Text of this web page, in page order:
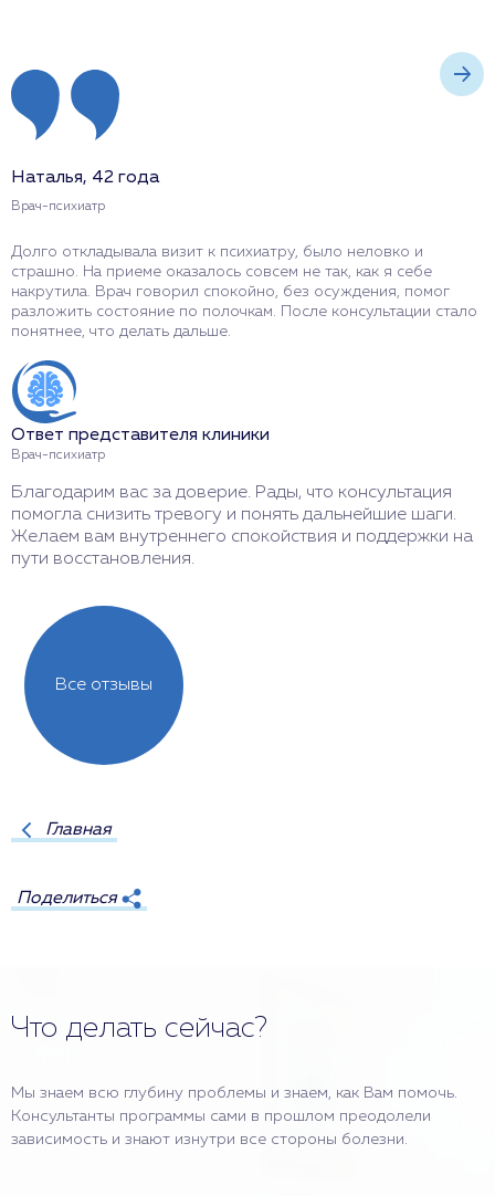
Наталья, 42 года
Врач-психиатр
Долго откладывала визит к психиатру, было неловко и
страшно. На приеме оказалось совсем не так, как я себе
накрутила. Врач говорил спокойно, без осуждения, помог
разложить состояние по полочкам. После консультации стало
понятнее, что делать дальше.
Ответ представителя клиники
Врач-психиатр
Благодарим вас за доверие. Рады, что консультация
помогла снизить тревогу и понять дальнейшие шаги.
Желаем вам внутреннего спокойствия и поддержки на
пути восстановления.
Все отзывы
Главная
Поделиться
Что делать сейчас?
Мы знаем всю глубину проблемы и знаем, как Вам помочь.
Консультанты программы сами в прошлом преодолели
зависимость и знают изнутри все стороны болезни.